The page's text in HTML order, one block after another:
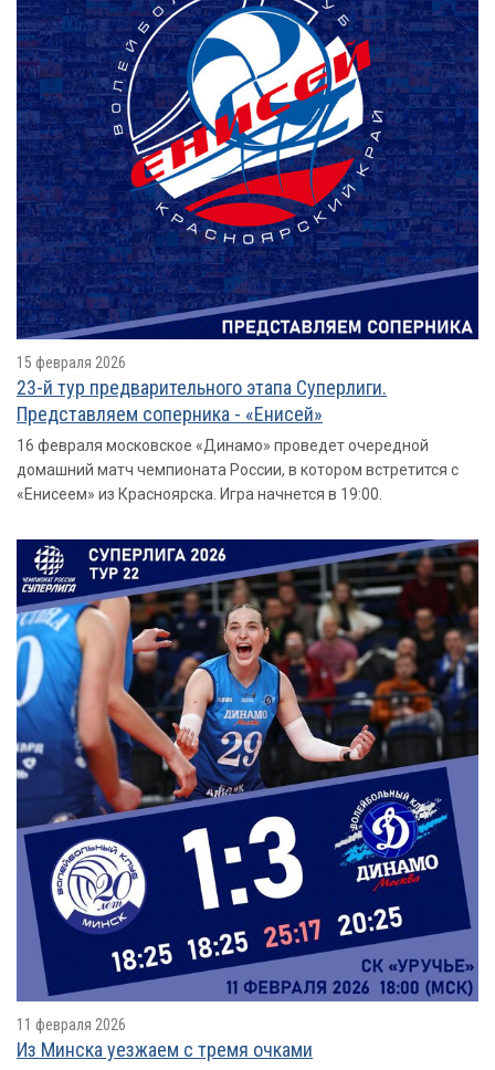
15 февраля 2026
23-й тур предварительного этапа Суперлиги.
Представляем соперника - «Енисей»
16 февраля московское «Динамо» проведет очередной
домашний матч чемпионата России, в котором встретится с
«Енисеем» из Красноярска. Игра начнется в 19:00.
11 февраля 2026
Из Минска уезжаем с тремя очками